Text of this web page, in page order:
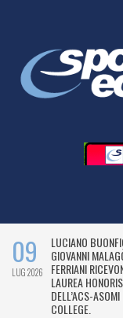
09
LUG 2026
LUCIANO
GIOVANNI
FERRIANI
LAUREA
DELL’ACS-ASOMI
COLLEGE.